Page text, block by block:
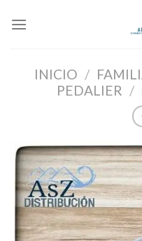
INICIO /
PEDALIER /